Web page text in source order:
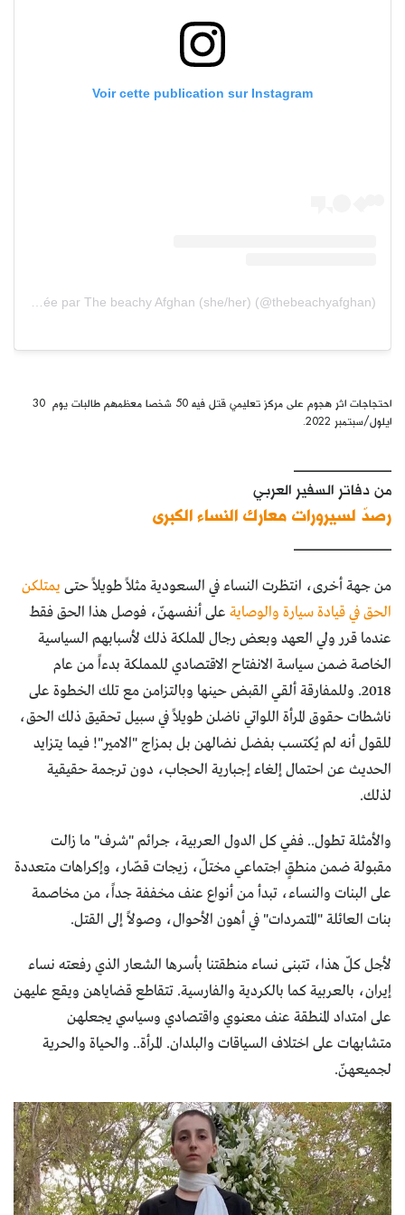
Voir cette publication sur Instagram
احتجاجات اثر هجوم على مركز تعليمي قتل فيه 50 شخصا معظمهم طالبات يوم 30
ايلول/سبتمبر 2022.
من دفاتر السفير العربي
رصدٌ لسيرورات معارك النساء الكبرى
من جهة أخرى، انتظرت النساء في السعودية مثلاً طويلاً حتى يمتلكن
الحق في قيادة سيارة والوصاية على أنفسهنّ، فوصل هذا الحق فقط
عندما قرر ولي العهد وبعض رجال المملكة ذلك لأسبابهم السياسية
الخاصة ضمن سياسة الانفتاح الاقتصادي للمملكة بدءاً من عام
2018. وللمفارقة ألقي القبض حينها وبالتزامن مع تلك الخطوة على
ناشطات حقوق المرأة اللواتي ناضلن طويلاً في سبيل تحقيق ذلك الحق،
للقول أنه لم يُكتسب بفضل نضالهن بل بمزاج "الامير"! فيما يتزايد
الحديث عن احتمال إلغاء إجبارية الحجاب، دون ترجمة حقيقية
لذلك.
والأمثلة تطول.. ففي كل الدول العربية، جرائم "شرف" ما زالت
مقبولة ضمن منطقٍ اجتماعي مختلّ، زيجات قصّار، وإكراهات متعددة
على البنات والنساء، تبدأ من أنواع عنف مخففة جداً، من مخاصمة
بنات العائلة "المتمردات" في أهون الأحوال، وصولاً إلى القتل.
لأجل كلّ هذا، تتبنى نساء منطقتنا بأسرها الشعار الذي رفعته نساء
إيران، بالعربية كما بالكردية والفارسية. تتقاطع قضاياهن ويقع عليهن
على امتداد المنطقة عنف معنوي واقتصادي وسياسي يجعلهن
متشابهات على اختلاف السياقات والبلدان. المرأة.. والحياة والحرية
لجميعهنّ.